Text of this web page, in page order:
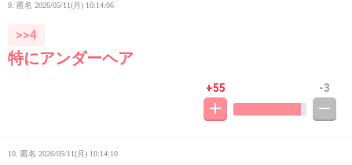
9. 匿名 2026/05/11(月) 10:14:06
>>4
特にアンダーヘア
+55 -3
10. 匿名 2026/05/11(月) 10:14:10